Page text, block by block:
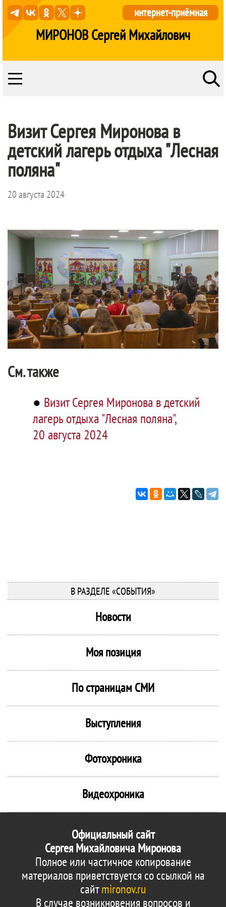
МИРОНОВ Сергей Михайлович
интернет-приёмная
Визит Сергея Миронова в
детский лагерь отдыха "Лесная
поляна"
20 августа 2024
См. также
● Визит Сергея Миронова в детский
лагерь отдыха "Лесная поляна",
20 августа 2024
В РАЗДЕЛЕ «СОБЫТИЯ»
Новости
Моя позиция
По страницам СМИ
Выступления
Фотохроника
Видеохроника
Официальный сайт
Сергея Михайловича Миронова
Полное или частичное копирование
материалов приветствуется со ссылкой на
сайтmironov.ru
В случае возникновения вопросов и